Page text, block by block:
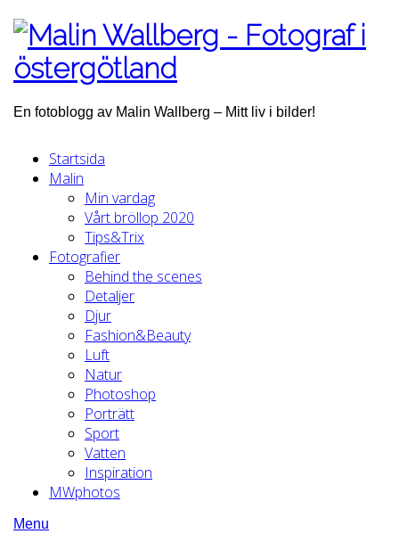
En fotoblogg av Malin Wallberg – Mitt liv i bilder!
Startsida
Malin
Min vardag
Vårt bröllop 2020
Tips&Trix
Fotografier
Behind the scenes
Detaljer
Djur
Fashion&Beauty
Luft
Natur
Photoshop
Porträtt
Sport
Vatten
Inspiration
MWphotos
Menu